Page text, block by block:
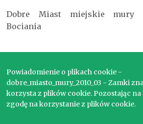
Dobre Miast miejskie mury
Bociania
Copyright © 2017. Wszelkie
Powiadomienie o plikach cookie -
dobre_miasto_mury_2010_03 - Zamki
korzysta z plików cookie. Pozostając
zgodę na korzystanie z plików cookie.